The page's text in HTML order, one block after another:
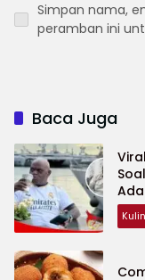
Simpan nama,
peramban ini
Baca Juga